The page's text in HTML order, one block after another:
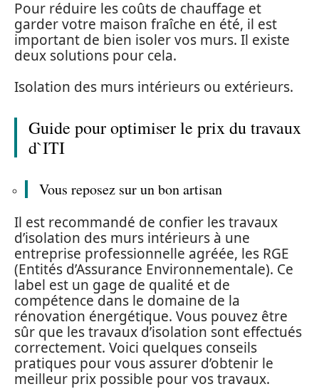
Pour réduire les coûts de chauffage et
garder votre maison fraîche en été, il est
important de bien isoler vos murs. Il existe
deux solutions pour cela.
Isolation des murs intérieurs ou extérieurs.
Guide pour optimiser le prix du travaux
d`ITI
Vous reposez sur un bon artisan
Il est recommandé de confier les travaux
d’isolation des murs intérieurs à une
entreprise professionnelle agréée, les RGE
(Entités d’Assurance Environnementale). Ce
label est un gage de qualité et de
compétence dans le domaine de la
rénovation énergétique. Vous pouvez être
sûr que les travaux d’isolation sont effectués
correctement. Voici quelques conseils
pratiques pour vous assurer d’obtenir le
meilleur prix possible pour vos travaux.